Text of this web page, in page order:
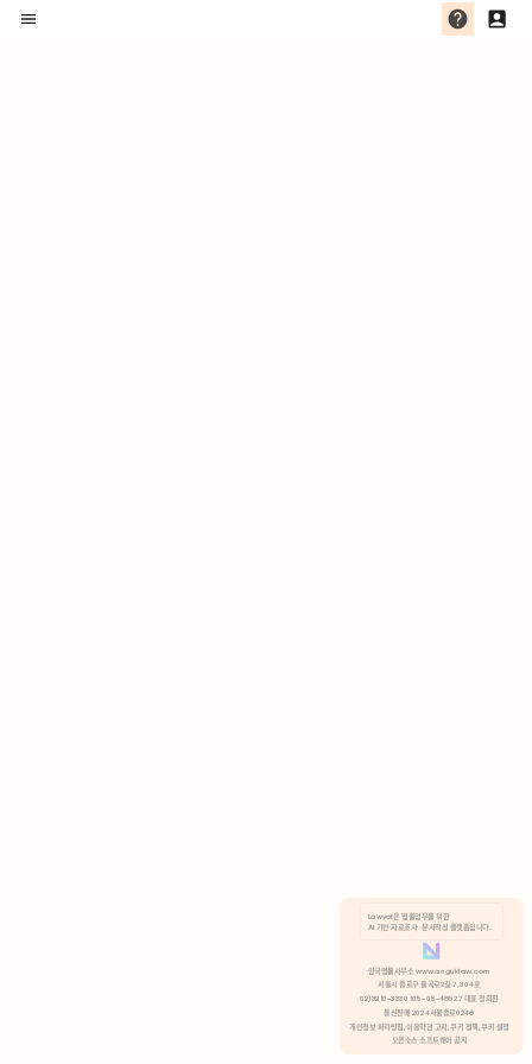
분석 쿠키 허용
Lawvot은 법률업무를 위한
AI 기반 자료조사 · 문서작성 플랫폼입니다.
안국법률사무소 www.anguklaw.com
서울시 종로구 율곡로2길 7, 304호
02)3210-3330 105-05-48527 대표 정희찬
통신판매 2024서울종로0248
개인정보 처리방침, 이용약관 고지, 쿠키 정책, 쿠키 설정
오픈소스 소프트웨어 공지